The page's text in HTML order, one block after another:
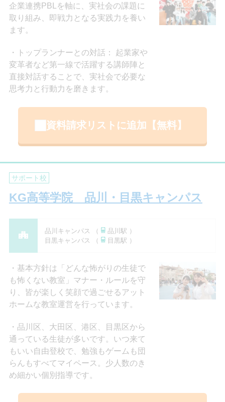
企業連携PBLを軸に、実社会の課題に
取り組み、即戦力となる実践力を養い
ます。
トップランナーとの対話： 起業家や
変革者など第一線で活躍する講師陣と
直接対話することで、実社会で必要な
思考力と行動力を磨きます。
資料請求リストに追加【無料】
サポート校
KG高等学院 品川・目黒キャンパス
品川キャンパス （
品川駅 ）
目黒キャンパス （
目黒駅 ）
基本方針は「どんな怖がりの生徒で
も怖くない教室」マナー・ルールを守
り、皆が楽しく笑顔で過ごせるアット
ホームな教室運営を行っています。
品川区、大田区、港区、目黒区から
通っている生徒が多いです。いつ来て
もいい自由登校で、勉強もゲームも団
らんもすべてマイペース。少人数のき
め細かい個別指導です。